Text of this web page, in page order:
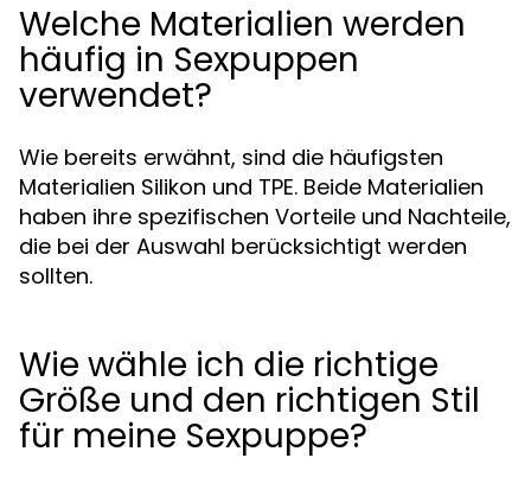
Welche Materialien werden
häufig in Sexpuppen
verwendet?
Wie bereits erwähnt, sind die häufigsten
Materialien Silikon und TPE. Beide Materialien
haben ihre spezifischen Vorteile und Nachteile,
die bei der Auswahl berücksichtigt werden
sollten.
Wie wähle ich die richtige
Größe und den richtigen Stil
für meine Sexpuppe?